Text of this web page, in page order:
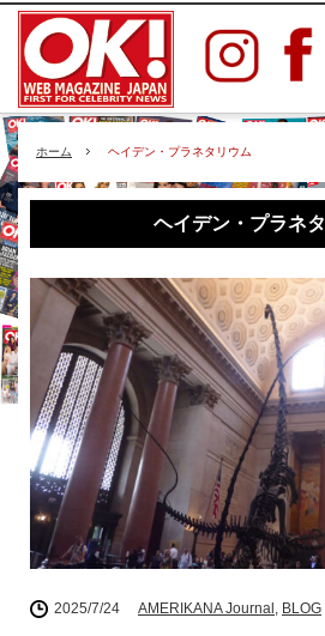
ホーム ヘイデン・プラネタリウム
ヘイデン・プラネ
2025/7/24 AMERIKANA Journal , BLOG